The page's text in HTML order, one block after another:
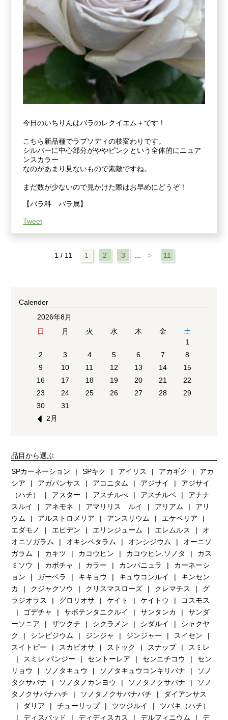
今日のいちりんはバラのレクイエム＋です！
こちら新品種でラプソディの枝変わりです。
シルバーに中心部分がややピンクという全体的にニュア
ンスカラー
なのがあまり見ないもので素敵ですね。
まだ数が少ないので見かけた際はお早めにどうぞ！
【バラ科 バラ属】
Tweet
1 / 11 1 2 3 > 11
Calender
2026年8月
日
月 火 水 木 金 土
2月
1
2
3 4 5 6 7
8
9
10 11 12 13 14
15
16
17 18 19 20 21
22
23
24 25 26 27 28
29
30
31
品目から選ぶ
SPカーネーション
SPキク アイリス アカギク
アカ
シア
アガパンサス アコニタム アジサイ
アジサイ
（ハチ）
アスター アスチルべ アスチルベ
アナナ
スルイ
アネモネ アマリリス ルイ アリアム
アリ
ウム
アルストロメリア アンスリウム
エケベリア
エダモノ
エピデン エリンジューム エレムルス
オ
オニソガラム
オキシペタラム オンシジウム
オーニソ
ガラム
カキツ カコウヒン カコウヒン.ソノタ
カス
ミソウ
カボチャ カラー カンパニュラ
カーネーシ
ョン
ガーベラ キキョウ キュウコンルイ
キンセン
カ
クジャクソウ クリスマスローズ クレマチス
グ
ラジオラス
グロリオサ ケイト ケイトウ
コスモス
ゴデチャ
サボテンタニクルイ サンタンカ
サンダ
ーソニア
ザツクチ シクラメン シダルイ
シャクヤ
ク
シンビジウム ジンジャ ジンジャー
スイセン
スイトピー
スカビオサ ストック スナップ
スミレ
スミレ パンジー
セントーレア センニチコウ
セン
リョウ
ソノタキュウ ソノタキュウコンキリバナ
ソノ
タクサバナ
ソノタノカンヨウ ソノタノクサバナ
ソノ
タノクサバナハチ
ソノタノクサバナバチ
ダイアンサス
ダリア
チューリップ ツツジルイ
ツバキ（ハチ）
ディスバッド
ディディスカス デルフィニウム デ